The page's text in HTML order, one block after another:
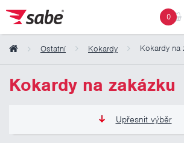
0
Ostatní Kokardy Kokardy na
Kokardy na zakázku
Upřesnit výběr
Obsah košíku